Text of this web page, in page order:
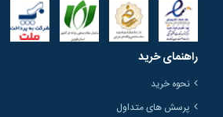
راهنمای خرید
نحوه خرید
پرسش های متداول